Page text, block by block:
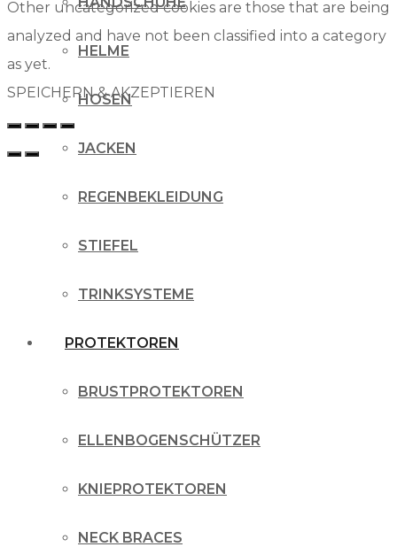
HELME
HOSEN
JACKEN
REGENBEKLEIDUNG
STIEFEL
TRINKSYSTEME
PROTEKTOREN
BRUSTPROTEKTOREN
ELLENBOGENSCHÜTZER
KNIEPROTEKTOREN
NECK BRACES
Other uncategorized cookies are those that are being
analyzed and have not been classified into a category
as yet.
SPEICHERN & AKZEPTIEREN